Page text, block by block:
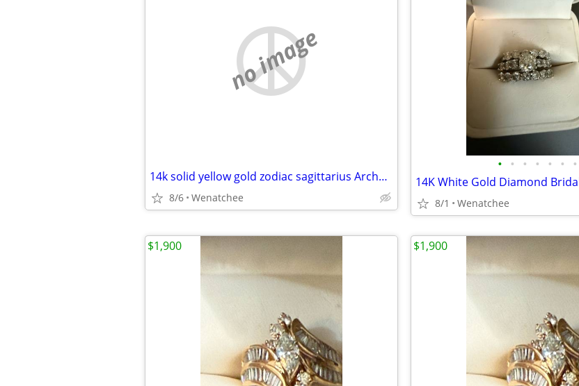
no image
14k solid yellow gold zodiac sagittarius Archer necklece pedant charm
8/6 Wenatchee
• • • • • • •
8/1 Wenatchee
$1,900 $1,900